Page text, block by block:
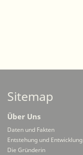
Sitemap
Über Uns
Daten und Fakten
Entstehung und Entwicklung
Die Gründerin